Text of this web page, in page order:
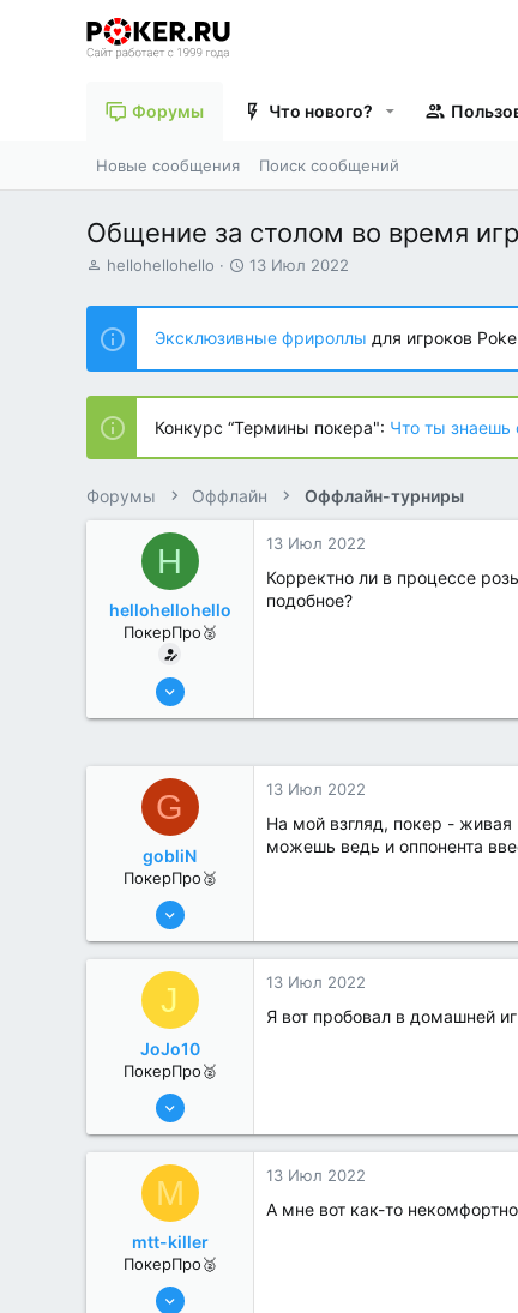
Форумы Что нового?
Новые сообщения Поиск сообщений
Общение за столом во время
А
т
о
р
т
е
м
ы
hellohellohello
Д
т
н
а
ч
л
а
13 Июл 2022
Эксклюзивные фрироллы для игроков
Конкурс “Термины покера": Что ты знаешь
Форумы Оффлайн Оффлайн-турниры
H
hellohellohello
ПокерПро🥈
8 Июн 2022
13 Июл 2022
Корректно ли в процессе
подобное?
G
gobliN
ПокерПро🥈
8 Июн 2022
2
13 Июл 2022
На мой взгляд, покер -
можешь ведь и оппонента
J
JoJo10
ПокерПро🥈
13 Июн 2022
3
13 Июл 2022
Я вот пробовал в домашней
M
mtt-killer
ПокерПро🥈
6 Июн 2022
13 Июл 2022
А мне вот как-то